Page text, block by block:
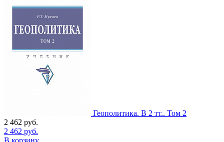
Геополитика. В 2 тт.. Том 2
2 462 руб.
2 462 руб.
В корзину